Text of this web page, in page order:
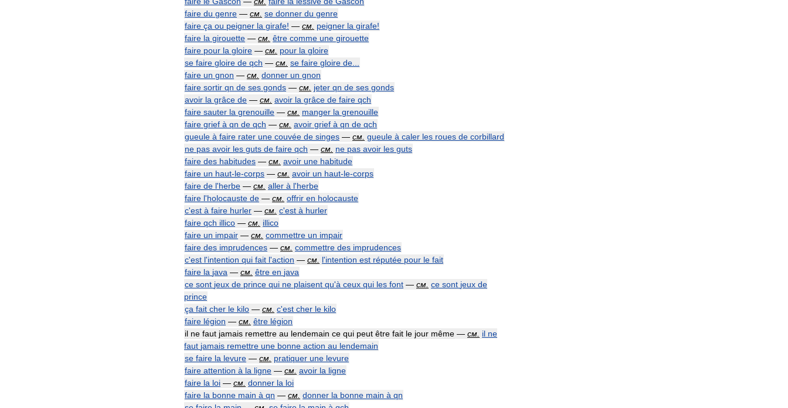
faire du genre — см se donner du genre
faire ça ou peigner la girafe! — см peigner la girafe!
faire la girouette — см être comme une girouette
faire pour la gloire — см pour la gloire
se faire gloire de qch — см se faire gloire de
faire un gnon — см donner un gnon
faire sortir qn de ses gonds — см jeter qn de ses gonds
avoir la grâce de — см avoir la grâce de faire qch
faire sauter la grenouille — см manger la grenouille
faire grief à qn de qch — см avoir grief à qn de qch
gueule à faire rater une couvée de singes — см gueule à caler les roues de corbillard
ne pas avoir les guts de faire qch — см ne pas avoir les guts
faire des habitudes — см avoir une habitude
faire un haut-le-corps — см avoir un haut-le-corps
faire de l'herbe — см aller à l'herbe
faire l'holocauste de — см offrir en holocauste
c'est à faire hurler — см c'est à hurler
faire qch illico — см illico
faire un impair — см commettre un impair
faire des imprudences — см commettre des imprudences
c'est l'intention qui fait l'action — см l'intention est réputée pour le fait
faire la java — см être en java
ce sont jeux de prince qui ne plaisent qu'à ceux qui les font — см ce sont jeux de
prince
ça fait cher le kilo — см c'est cher le kilo
faire légion — см être légion
il ne faut jamais remettre au lendemain ce qui peut être fait le jour même — см il ne
faut jamais remettre une bonne action au lendemain
se faire la levure — см pratiquer une levure
faire attention à la ligne — см avoir la ligne
faire la loi — см donner la loi
faire la bonne main à qn — см donner la bonne main à qn